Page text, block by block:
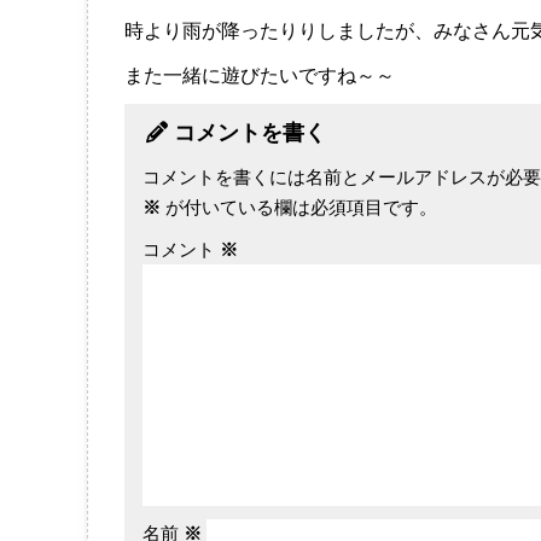
時より雨が降ったりりしましたが、みなさん元
また一緒に遊びたいですね～～
コメントを書く
コメントを書くには名前とメールアドレスが必要
※ が付いている欄は必須項目です。
コメント ※
名前 ※